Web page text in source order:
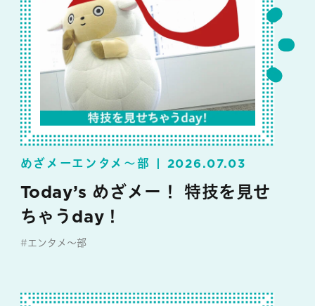
めざメーエンタメ～部 2026.07.03
Today’s めざメー！ 特技を見せ
ちゃうday！
#エンタメ～部